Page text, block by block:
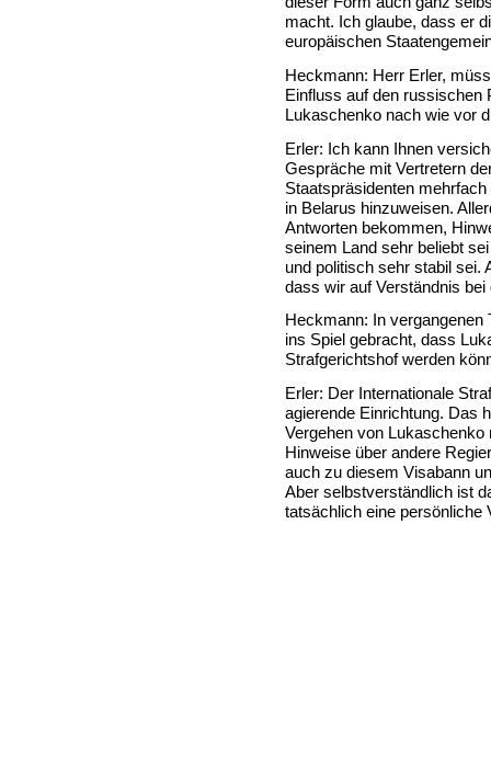
macht. Ich glaube, dass er
europäischen
Heckmann: Herr Erler,
Einfluss auf den russischen
Lukaschenko nach wie vor
Erler: Ich kann Ihnen
Gespräche mit Vertretern
Staatspräsidenten
in Belarus hinzuweisen.
Antworten bekommen,
seinem Land sehr beliebt
und politisch sehr stabil sei.
dass wir auf Verständnis
Heckmann: In vergangenen
ins Spiel gebracht, dass
Strafgerichtshof werden
Erler: Der Internationale
agierende Einrichtung. Das
Vergehen von
Hinweise über andere
auch zu diesem Visabann
Aber selbstverständlich ist
tatsächlich eine persönliche